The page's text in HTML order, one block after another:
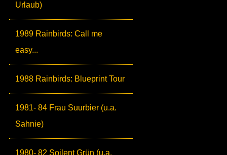
Urlaub)
1989 Rainbirds: Call me
easy...
1988 Rainbirds: Blueprint Tour
1981- 84 Frau Suurbier (u.a.
Sahnie)
1980- 82 Soilent Grün (u.a.